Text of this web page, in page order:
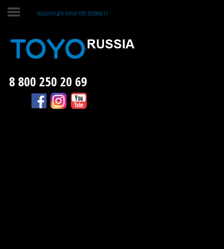
ГЛАВНАЯ
ЛИТЬЕ МЕТАЛЛОВ
МАШИНА ДЛЯ ЛИТЬЯ TOYO BD200V6 EX
8 800 250 20 69